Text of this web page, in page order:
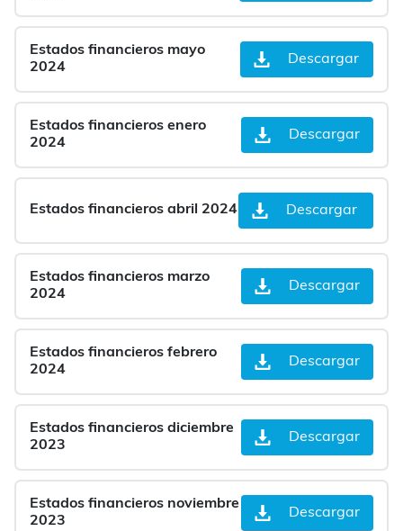
Estados financieros mayo
2024
Descargar
Estados financieros enero
2024
Descargar
Estados financieros abril 2024 Descargar
Estados financieros marzo
2024
Descargar
Estados financieros febrero
2024
Descargar
Estados financieros diciembre
2023
Descargar
Estados financieros noviembre
2023
Descargar